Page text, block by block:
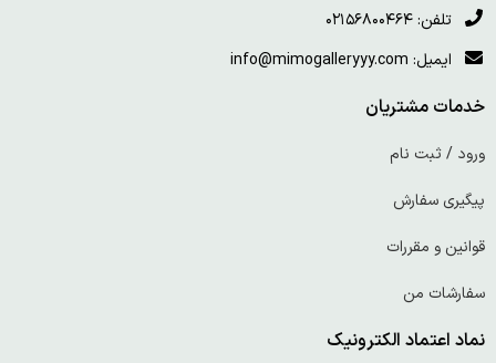
تلفن: ۰۲۱۵۶۸۰۰۴۶۴
ایمیل: info@mimogalleryyy.com
خدمات مشتریان
ورود / ثبت نام
پیگیری سفارش
قوانین و مقررات
سفارشات من
نماد اعتماد الکترونیک